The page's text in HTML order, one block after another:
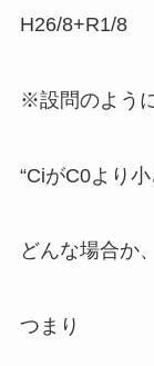
H26/8+R1/8
※設問のよう
“CiがC0より
どんな場合か、
つまり